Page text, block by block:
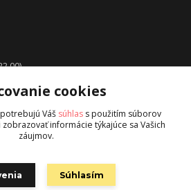
cookies
Váš súhlas s použitím súborov
informácie týkajúce sa Vašich
záujmov.
Súhlasím